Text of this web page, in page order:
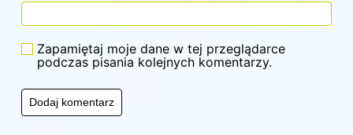
Zapamiętaj moje dane w tej przeglądarce
podczas pisania kolejnych komentarzy.